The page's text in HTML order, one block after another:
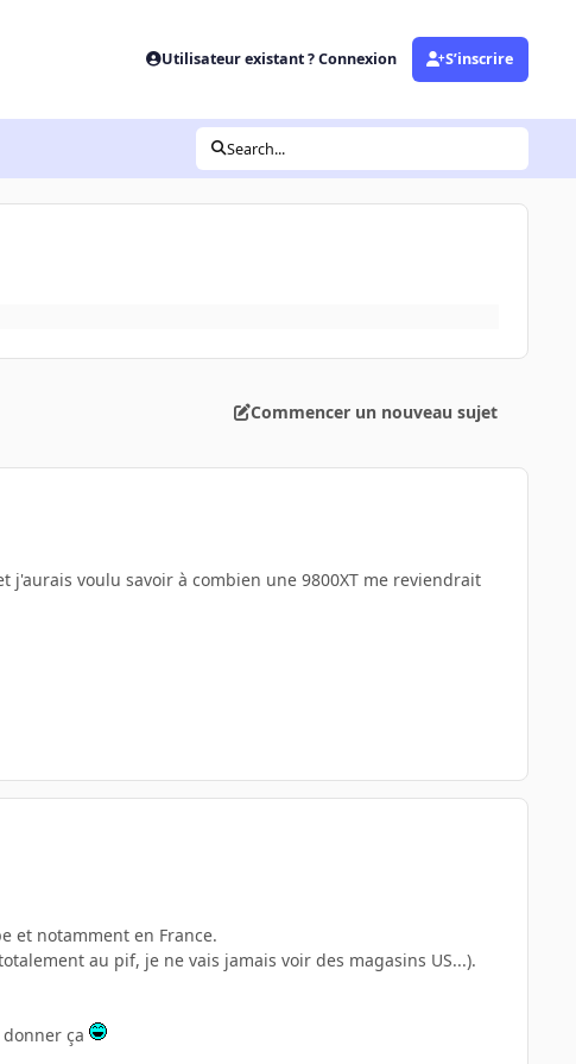
Utilisateur existant ? Connexion S’inscrire
Search...
Commencer un nouveau sujet
j'aurais voulu savoir à combien une 9800XT me reviendrait
et notamment en France.
au pif, je ne vais jamais voir des magasins US...).
ça